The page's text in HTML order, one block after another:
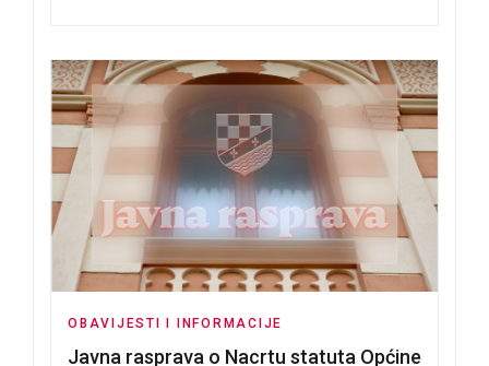
OBAVIJESTI I INFORMACIJE
Javna rasprava o Nacrtu statuta Općine